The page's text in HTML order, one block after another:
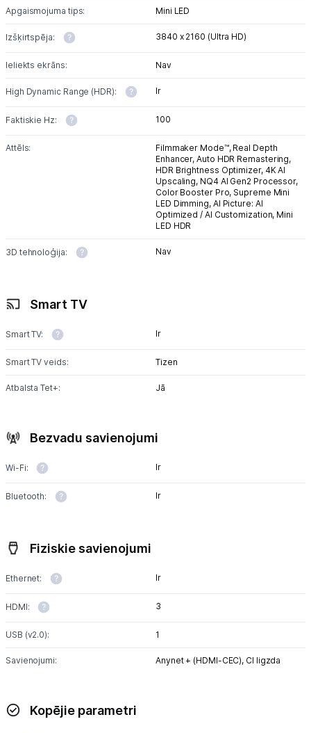
Apgaismojuma tips: Mini LED
Izšķirtspēja: 3840 x 2160 (Ultra HD)
Ieliekts ekrāns: Nav
High Dynamic Range (HDR): Ir
Faktiskie Hz: 100
Attēls: Filmmaker Mode™, Real Depth
Enhancer,Auto HDR Remastering,
HDR Brightness Optimizer, 4K AI
Upscaling, NQ4 AI Gen2 Processor,
Color Booster Pro, Supreme Mini
LED Dimming, AI Picture: AI
Optimized / AI Customization, Mini
LED HDR
3D tehnoloģija: Nav
Smart TV
Smart TV: Ir
Smart TV veids: Tizen
Atbalsta Tet+: Jā
Bezvadu savienojumi
Wi-Fi: Ir
Bluetooth: Ir
Fiziskie savienojumi
Ethernet: Ir
HDMI: 3
USB (v2.0): 1
Savienojumi: Anynet + (HDMI-CEC), CI ligzda
Kopējie parametri